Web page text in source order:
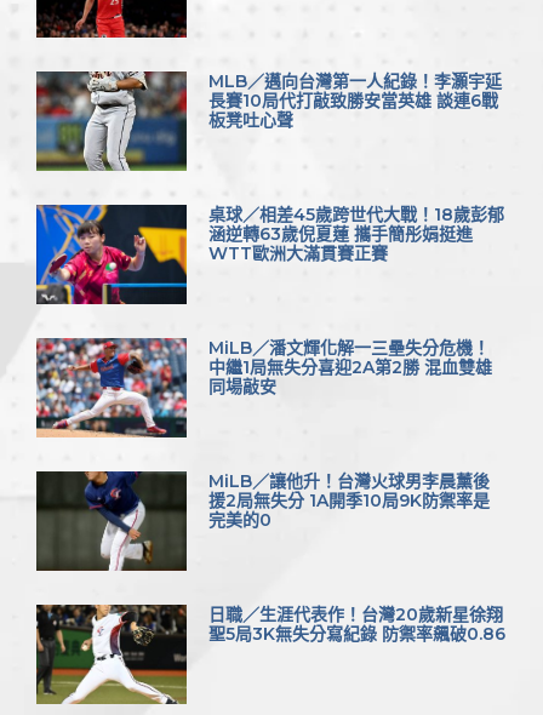
MLB／邁向台灣第一人紀錄！李灝宇延
長賽10局代打敲致勝安當英雄 談連6戰
板凳吐心聲
桌球／相差45歲跨世代大戰！18歲彭郁
涵逆轉63歲倪夏蓮 攜手簡彤娟挺進
WTT歐洲大滿貫賽正賽
MiLB／潘文輝化解一三壘失分危機！
中繼1局無失分喜迎2A第2勝 混血雙雄
同場敲安
MiLB／讓他升！台灣火球男李晨薰後
援2局無失分 1A開季10局9K防禦率是
完美的0
日職／生涯代表作！台灣20歲新星徐翔
聖5局3K無失分寫紀錄 防禦率飆破0.86